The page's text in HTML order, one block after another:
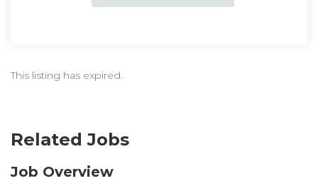
This listing has expired.
Related Jobs
Job Overview